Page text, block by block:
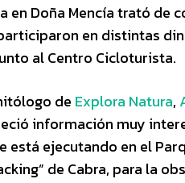
en Doña Mencía trató de
en distintas
al Centro Cicloturista.
de Explora Natura,
información muy
está ejecutando en el
de Cabra, para la